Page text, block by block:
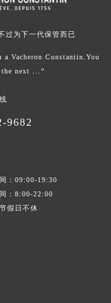
过为下一代保管而已
a Vacheron Constantin.You
next ...”
9682
：09:00-19:30
：8:00-22:00
假日不休